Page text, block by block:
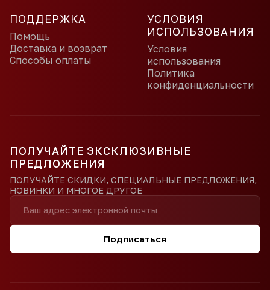
ПОДДЕРЖКА
Помощь
Доставка и возврат
Способы оплаты
УСЛОВИЯ
ИСПОЛЬЗОВАНИЯ
Условия
использования
Политика
конфиденциальности
ПОЛУЧАЙТЕ ЭКСКЛЮЗИВНЫЕ
ПРЕДЛОЖЕНИЯ
ПОЛУЧАЙТЕ СКИДКИ, СПЕЦИАЛЬНЫЕ ПРЕДЛОЖЕНИЯ,
НОВИНКИ И МНОГОЕ ДРУГОЕ
Подписаться